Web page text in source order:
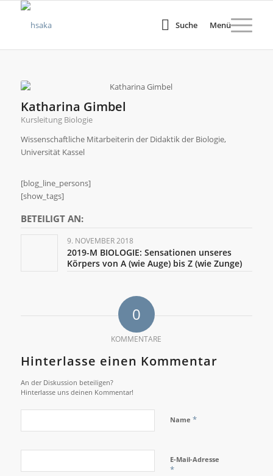
Suche Menü
Katharina Gimbel
Kursleitung Biologie
Wissenschaftliche Mitarbeiterin der Didaktik der Biologie,
Universität Kassel
[blog_line_persons]
[show_tags]
BETEILIGT AN:
9. NOVEMBER 2018
2019-M BIOLOGIE: Sensationen unseres
Körpers von A (wie Auge) bis Z (wie Zunge)
0
KOMMENTARE
Hinterlasse einen Kommentar
An der Diskussion beteiligen?
Hinterlasse uns deinen Kommentar!
Name *
E-Mail-Adresse
*